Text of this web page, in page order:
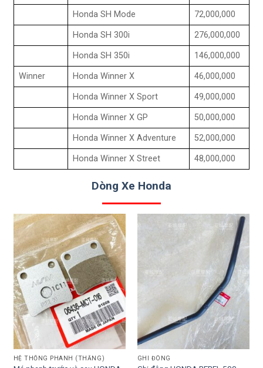
Honda SH Mode 72,000,000
Honda SH 300i 276,000,000
Honda SH 350i 146,000,000
Winner Honda Winner X 46,000,000
Honda Winner X Sport 49,000,000
Honda Winner X GP 50,000,000
Honda Winner X Adventure 52,000,000
Honda Winner X Street 48,000,000
Dòng Xe Honda
HỆ THỐNG PHANH (THẮNG) GHI ĐÔNG